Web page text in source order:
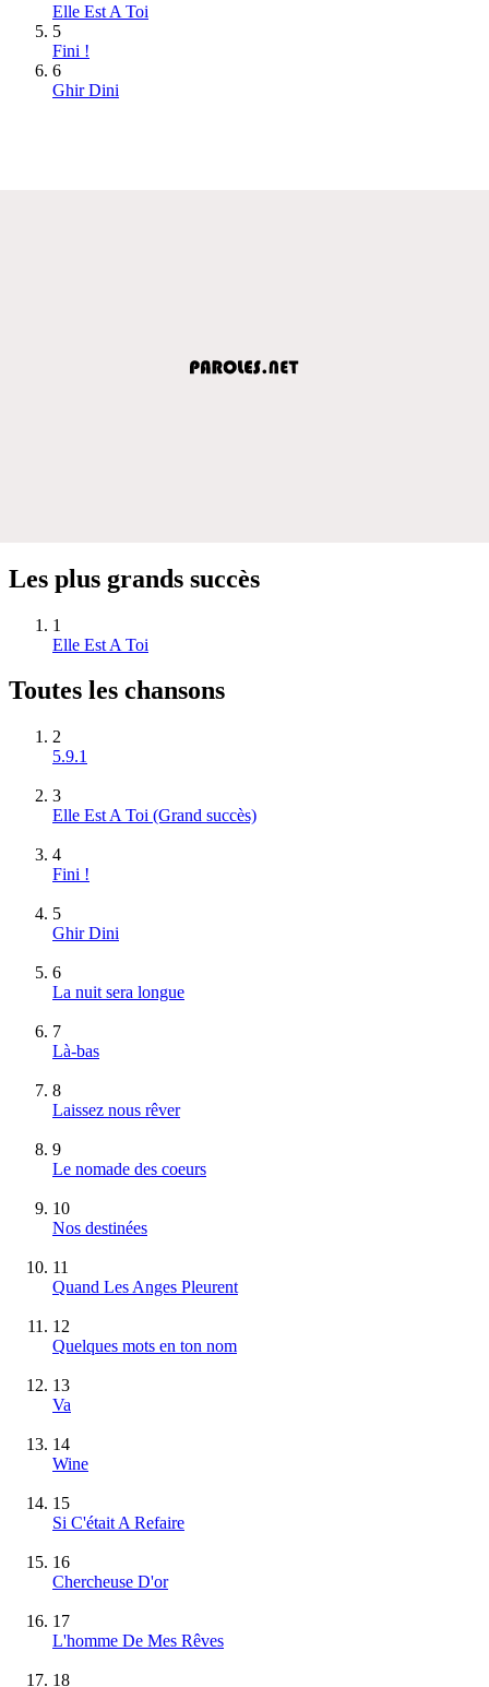
Elle Est A Toi
5
Fini !
6
Ghir Dini
Les plus grands succès
1
Elle Est A Toi
Toutes les chansons
2
5.9.1
3
Elle Est A Toi (Grand succès)
4
Fini !
5
Ghir Dini
6
La nuit sera longue
7
Là-bas
8
Laissez nous rêver
9
Le nomade des coeurs
10
Nos destinées
11
Quand Les Anges Pleurent
12
Quelques mots en ton nom
13
Va
14
Wine
15
Si C'était A Refaire
16
Chercheuse D'or
17
L'homme De Mes Rêves
18